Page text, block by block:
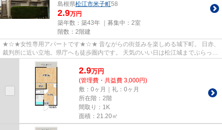
島根県松江市米子町58
2.9万円
築年数：築43年 ｜募集中： 2室
階数：2階建
★☆★女性専用アパートです★☆★ 昔ながらの街並みを楽しめる城下町。 日赤、
裁判所に近い立地。県庁へも徒歩圏内です。 天気のいい日は松江城までぶらっと
散歩に出かけてみるのも良さそ...
2.9万円
(管理費・共益費 3,000円)
敷：0ヶ月｜礼：0ヶ月
所在階：2階
間取り：1K
面積：21.20㎡